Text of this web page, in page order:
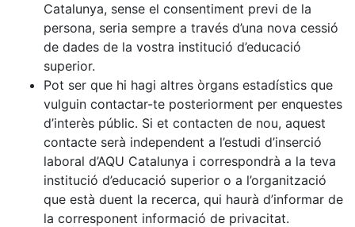
Catalunya, sense el consentiment previ de la
persona, seria sempre a través d’una nova cessió
de dades de la vostra institució d’educació
superior.
Pot ser que hi hagi altres òrgans estadístics que
vulguin contactar-te posteriorment per enquestes
d’interès públic. Si et contacten de nou, aquest
contacte serà independent a l’estudi d’inserció
laboral d’AQU Catalunya i correspondrà a la teva
institució d’educació superior o a l’organització
que està duent la recerca, qui haurà d’informar de
la corresponent informació de privacitat.